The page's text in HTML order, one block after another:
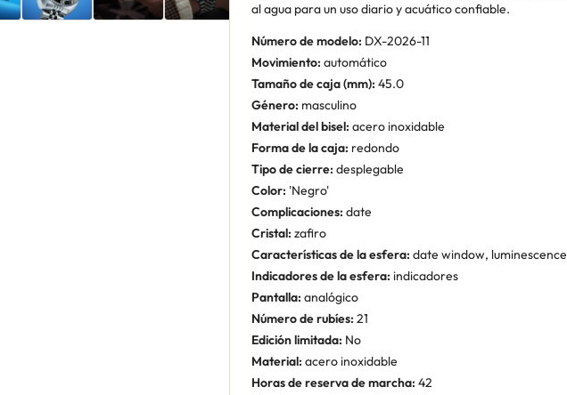
al agua para un uso diario y acuático confiable.
Número de modelo: DX-2026-11
Movimiento: automático
Tamaño de caja (mm): 45.0
Género: masculino
Material del bisel: acero inoxidable
Forma de la caja: redondo
Tipo de cierre: desplegable
Color: 'Negro'
Complicaciones: date
Cristal: zafiro
Características de la esfera: date window, luminescence
Indicadores de la esfera: indicadores
Pantalla: analógico
Número de rubíes: 21
Edición limitada: No
Material: acero inoxidable
Horas de reserva de marcha: 42